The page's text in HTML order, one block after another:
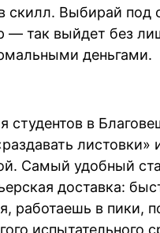
скилл. Выбирай под
— так выйдет без
деньгами.
студентов в
листовки»
Самый удобный
доставка:
работаешь в пики,
испытательного